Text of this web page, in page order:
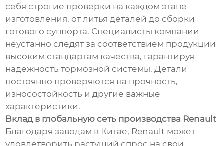
себя строгие проверки на каждом этапе
изготовления, от литья деталей до сборки
готового суппорта. Специалисты компании
неустанно следят за соответствием продукции
высоким стандартам качества, гарантируя
надежность тормозной системы. Детали
постоянно проверяются на прочность,
износостойкость и другие важные
характеристики.
Вклад в глобальную сеть производства Renault
Благодаря заводам в Китае, Renault может